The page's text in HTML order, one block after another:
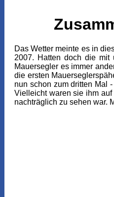
Das Wetter meinte es in
2007. Hatten doch die mit
Mauersegler es immer
die ersten
nun schon zum dritten Mal
Vielleicht waren sie ihm
nachträglich zu sehen war.